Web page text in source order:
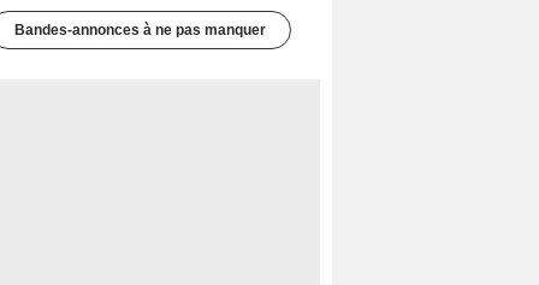
Bandes-annonces à ne pas manquer